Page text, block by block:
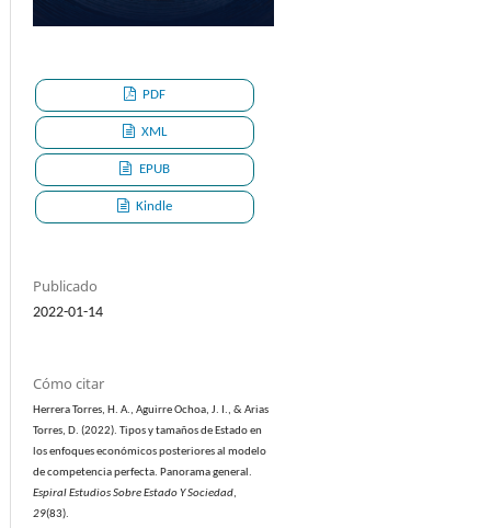
PDF
XML
EPUB
Kindle
Publicado
2022-01-14
Cómo citar
Herrera Torres, H. A., Aguirre Ochoa, J. I., & Arias
Torres, D. (2022). Tipos y tamaños de Estado en
los enfoques económicos posteriores al modelo
de competencia perfecta. Panorama general.
Espiral Estudios Sobre Estado Y Sociedad,
29(83).